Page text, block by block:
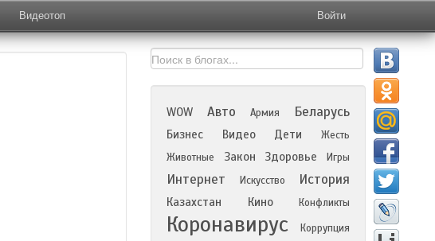
Видеотоп Войти
WOW Авто Армия Беларусь
Бизнес Видео Дети
Жесть
Животные
Закон Здоровье Игры
Интернет Искусство История
Казахстан Кино Конфликты
Коронавирус Коррупция